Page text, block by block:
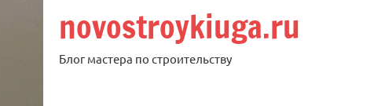
novostroykiuga.ru
Блог мастера по строительству